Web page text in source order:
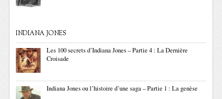
INDIANA JONES
Les 100 secrets d’Indiana Jones – Partie 4 : La Dernière
Croisade
Indiana Jones ou l’histoire d’une saga – Partie 1 : La genèse